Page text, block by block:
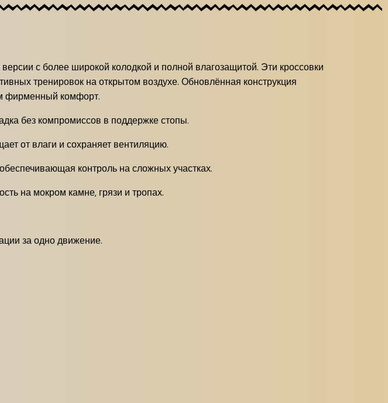
с более широкой колодкой и полной влагозащитой. Эти кроссовки
тренировок на открытом воздухе. Обновлённая конструкция
фирменный комфорт.
без компромиссов в поддержке стопы.
от влаги и сохраняет вентиляцию.
контроль на сложных участках.
на мокром камне, грязи и тропах.
за одно движение.